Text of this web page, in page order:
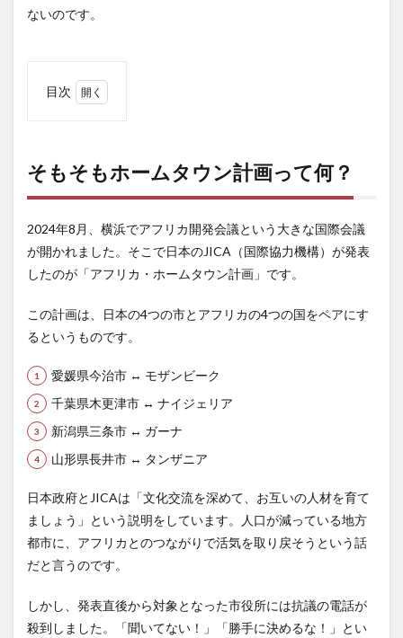
ないのです。
目次
ホー
ムタ
ウン
って
何？
2
的な
食い
違
ナイ
リア
政府
の
「本
音」
性そ
の
政府
が嘘
そもそもホームタウン計画って何？
2024年8月、横浜でアフリカ開発会議という大きな国際会議
が開かれました。そこで日本のJICA（国際協力機構）が発表
したのが「アフリカ・ホームタウン計画」です。
この計画は、日本の4つの市とアフリカの4つの国をペアにす
るというものです。
愛媛県今治市 ↔ モザンビーク
千葉県木更津市 ↔ ナイジェリア
新潟県三条市 ↔ ガーナ
山形県長井市 ↔ タンザニア
日本政府とJICAは「文化交流を深めて、お互いの人材を育て
ましょう」という説明をしています。人口が減っている地方
都市に、アフリカとのつながりで活気を取り戻そうという話
だと言うのです。
しかし、発表直後から対象となった市役所には抗議の電話が
殺到しました。「聞いてない！」「勝手に決めるな！」とい